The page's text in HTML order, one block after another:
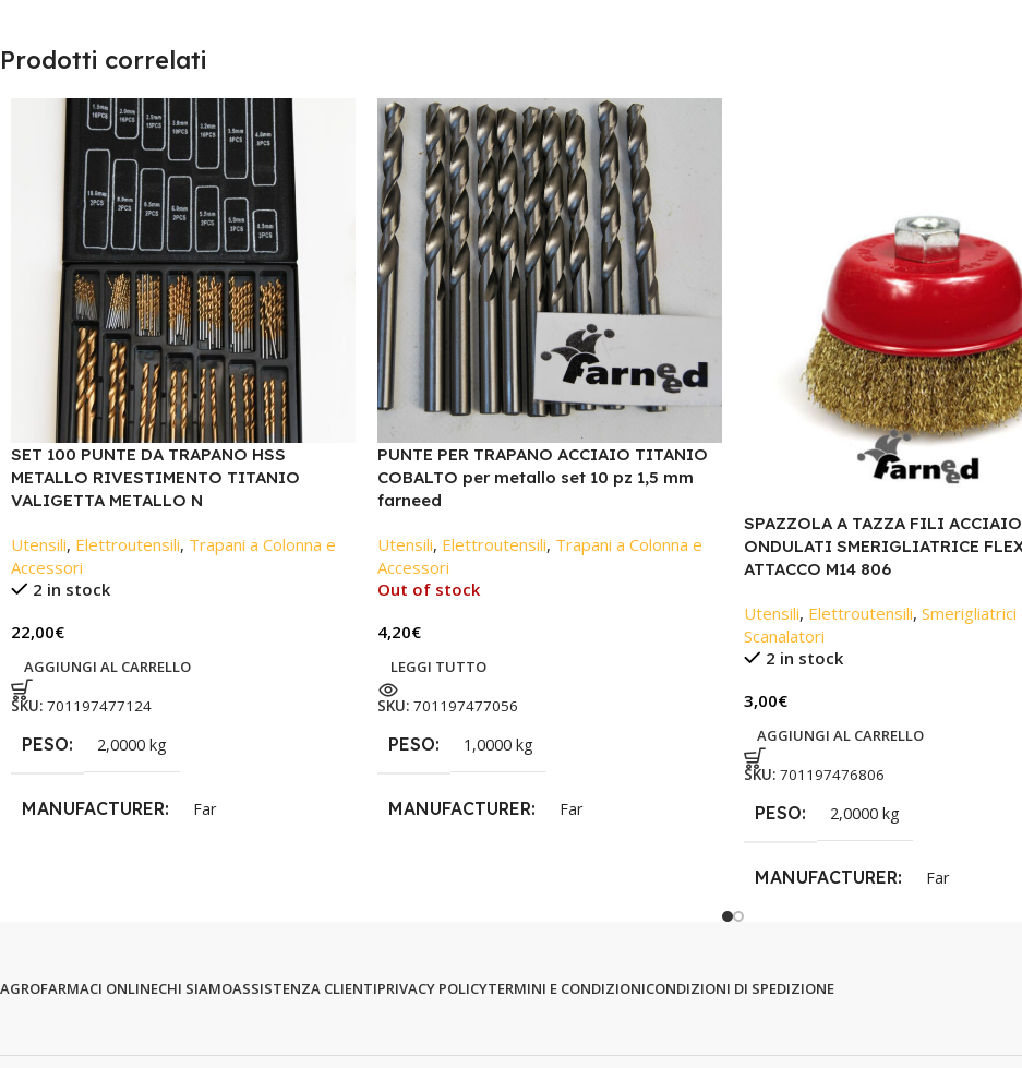
Prodotti correlati
SET 100 PUNTE DA TRAPANO HSS
METALLO RIVESTIMENTO TITANIO
VALIGETTA METALLO N
Utensili, Elettroutensili, Trapani a Colonna e
Accessori
2 in stock
22,00€
AGGIUNGI AL CARRELLO
SKU: 701197477124
PESO 2,0000 kg
MANUFACTURER Far
PUNTE PER TRAPANO ACCIAIO TITANIO
COBALTO per metallo set 10 pz 1,5 mm
farneed
Utensili, Elettroutensili, Trapani a Colonna e
Accessori
Out of stock
4,20€
LEGGI TUTTO
SKU: 701197477056
PESO 1,0000 kg
MANUFACTURER Far
SPAZZOLA A TAZZA FILI ACCIAIO
ONDULATI SMERIGLIATRICE
ATTACCO M14 806
Utensili, Elettroutensili, Smerigliatrici
Scanalatori
2 in stock
3,00€
AGGIUNGI AL CARRELLO
SKU: 701197476806
PESO 2,0000 kg
MANUFACTURER Far
AGROFARMACI ONLINECHI SIAMOASSISTENZA CLIENTIPRIVACY POLICYTERMINI E CONDIZIONICONDIZIONI DI SPEDIZIONE